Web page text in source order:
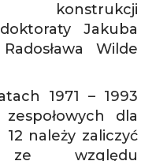
konstrukcji
Jakuba
Wilde
1971 – 1993
dla
należy zaliczyć
względu